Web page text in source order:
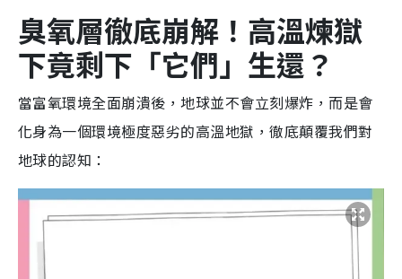
臭氧層徹底崩解！高溫煉獄
下竟剩下「它們」生還？
當富氧環境全面崩潰後，地球並不會立刻爆炸，而是會
化身為一個環境極度惡劣的高溫地獄，徹底顛覆我們對
地球的認知：